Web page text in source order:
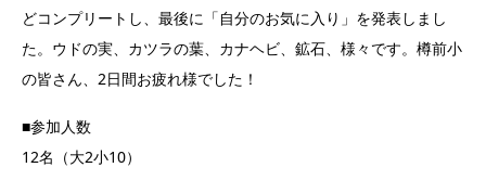
どコンプリートし、最後に「自分のお気に入り」を発表しまし
た。ウドの実、カツラの葉、カナヘビ、鉱石、様々です。樽前小
の皆さん、2日間お疲れ様でした！
■参加人数
12名（大2小10）